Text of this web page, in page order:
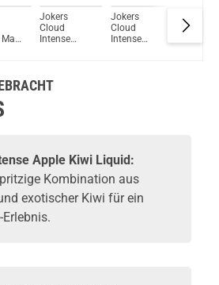
sparen?
hier!
1,8ml 750mAh Pod System Kit Gunmetal
Mad
Jokers
Cloud
Intense
Jokers
Cloud
Intense
Jokers
Cloud
Apple Kiwi Liquid:
Kombination aus
exotischer Kiwi für ein